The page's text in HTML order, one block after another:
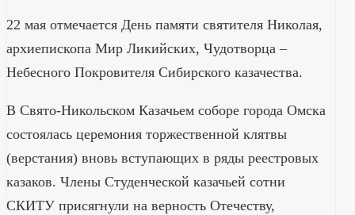
22 мая отмечается День памяти святителя Николая,
архиепископа Мир Ликийских, Чудотворца –
Небесного Покровителя Сибирского казачества.
В Свято-Никольском Казачьем соборе города Омска
состоялась церемония торжественной клятвы
(верстания) вновь вступающих в ряды реестровых
казаков. Члены Студенческой казачьей сотни
СКИТУ присягнули на верность Отечеству,